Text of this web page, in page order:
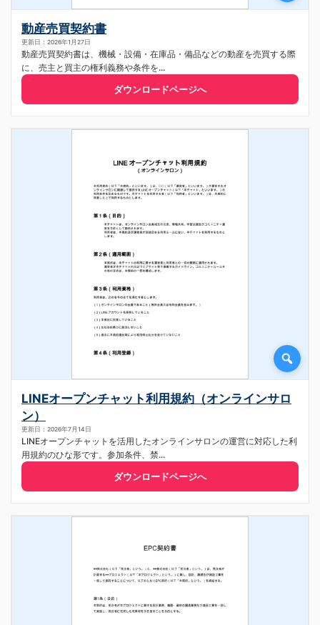
動産売買契約書
更新日：2026年1月27日
動産売買契約書は、機械・設備・在庫品・備品などの動産を売買する際
に、売主と買主の権利義務や条件を...
ダウンロードページへ
LINEオープンチャット利用規約（オンラインサロ
ン）
更新日：2026年7月14日
LINEオープンチャットを活用したオンラインサロンの運営に対応した利
用規約のひな形です。参加条件、禁...
ダウンロードページへ